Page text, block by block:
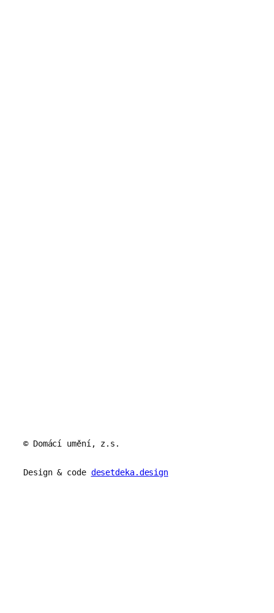
© Domácí umění, z.s.
Design & code desetdeka.design